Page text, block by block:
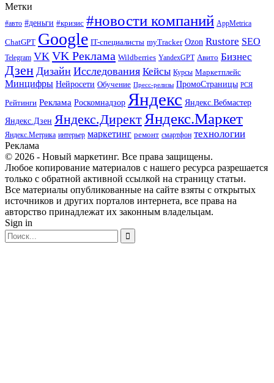
Метки
#авто #деньги #кризис #новости компаний AppMetrica
ChatGPT Google IT-специалисты myTracker Ozon Rustore SEO
Telegram VK VK Реклама Wildberries YandexGPT Авито Бизнес
Дзен Дизайн Исследования Кейсы Курсы Маркетплейс
Минцифры Нейросети Обучение Пресс-релизы ПромоСтраницы РСЯ
Рейтинги Реклама Роскомнадзор Яндекс Яндекс.Вебмастер
Яндекс.Дзен Яндекс.ДиректЯндекс.Маркет
Яндекс.Метрика интерьер маркетинг ремонт смартфон технологии
Реклама
© 2026 - Новый маркетинг. Все права защищены.
Любое копирование материалов с нашего ресурса разрешается
только с обратной активной ссылкой на страницу статьи.
Все материалы опубликованные на сайте взяты с открытых
источников и других порталов интернета, все права на
авторство принадлежат их законным владельцам.
Sign in